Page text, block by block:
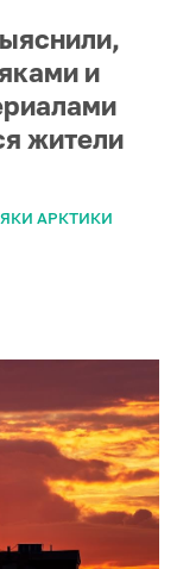
и
жители
АРКТИКИ